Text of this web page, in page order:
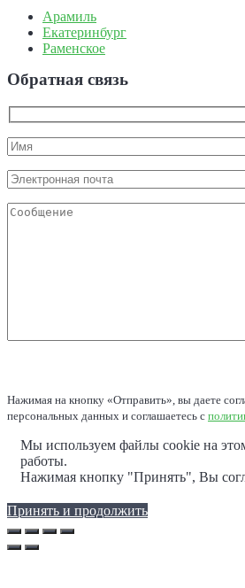
Арамиль
Екатеринбург
Раменское
Обратная связь
Нажимая на кнопку «Отправить», вы даете
персональных данных и соглашаетесь c
Мы используем файлы cookie на
работы.
Нажимая кнопку "Принять", Вы
Принять и продолжить